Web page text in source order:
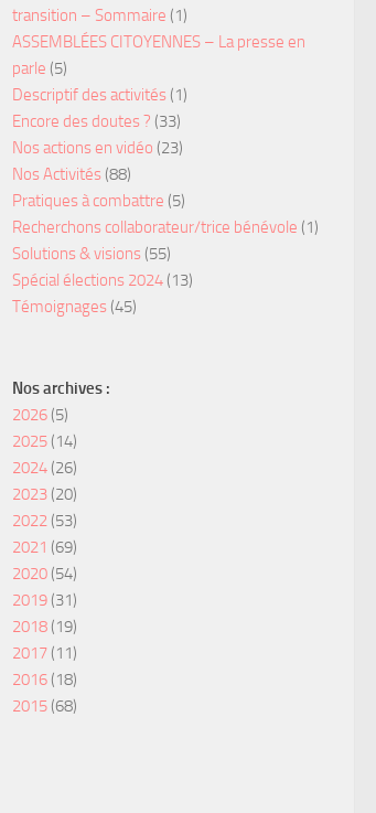
transition – Sommaire (1)
ASSEMBLÉES CITOYENNES – La presse en
parle (5)
Descriptif des activités (1)
Encore des doutes ? (33)
Nos actions en vidéo (23)
Nos Activités (88)
Pratiques à combattre (5)
Recherchons collaborateur/trice bénévole (1)
Solutions & visions (55)
Spécial élections 2024 (13)
Témoignages (45)
Nos archives :
2026 (5)
2025 (14)
2024 (26)
2023 (20)
2022 (53)
2021 (69)
2020 (54)
2019 (31)
2018 (19)
2017 (11)
2016 (18)
2015 (68)